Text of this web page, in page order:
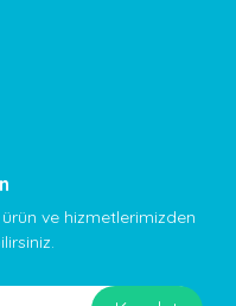
ve hizmetlerimizden